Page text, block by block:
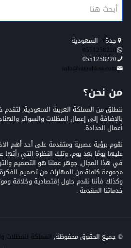
جدة – السعودية
0551258220
0551258220
info@omrahksa.com
من نحن؟
ننطلق من المملكة العربية السعودية, لتقدم
بالإضافة إلى إعمال المظلات والسواتر
أعمال الحدادة.
نقوم برؤية عصرية ومتقدمة على أحد أهم
عليها يومًا بعد يوم، وتلك النظرة التي
في هذا المجال, جوهر عملنا هو التصميم
مجموعة كاملة من المهارات من تصميم
وكذلك فأننا نقدم حلول إقتصادية وخلاقة
خدماتنا المقدمة .
© جميع الحقوق محفوظة, المملكة للمظلات